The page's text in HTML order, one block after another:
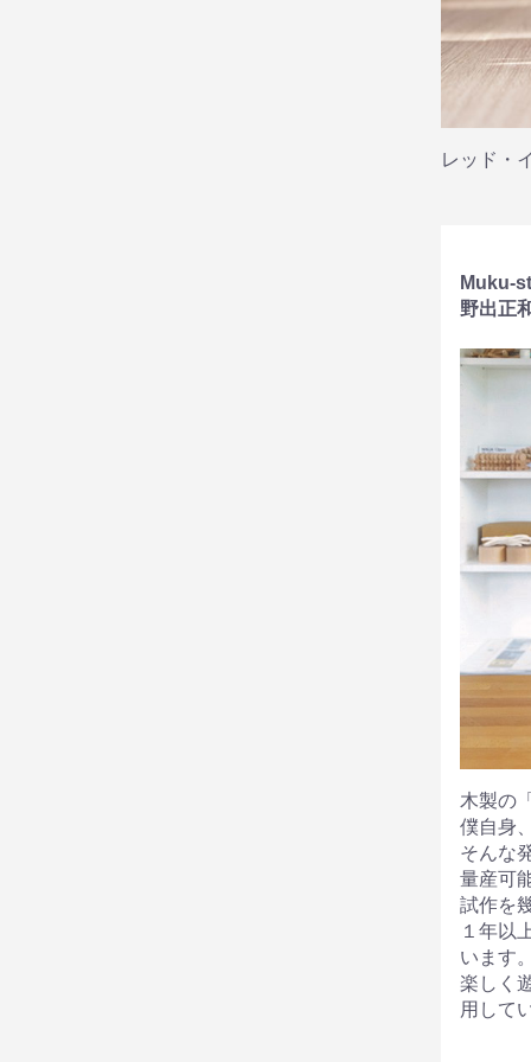
レッド・
Muku-
野出正
木製の
僕自身
そんな
量産可
試作を
１年以
います
楽しく
用して